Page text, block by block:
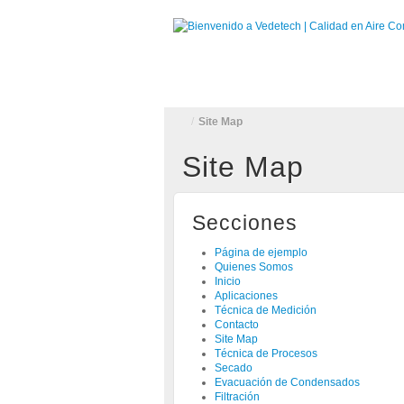
/ Site Map
Site Map
Secciones
Página de ejemplo
Quienes Somos
Inicio
Aplicaciones
Técnica de Medición
Contacto
Site Map
Técnica de Procesos
Secado
Evacuación de Condensados
Filtración